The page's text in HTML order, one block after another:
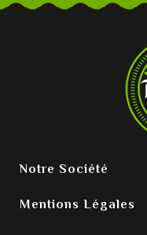
Notre Société
Mentions Légales